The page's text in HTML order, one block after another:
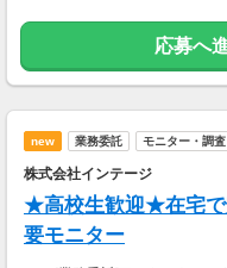
応募へ
new 業務委託 モニター・調
株式会社インテージ
★高校生歓迎★在宅で
要モニター